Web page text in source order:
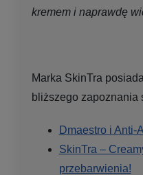
kremem i naprawdę
Marka SkinTra
bliższego zapoznania
Dmaestro i Anti-
SkinTra –
przebarwienia!